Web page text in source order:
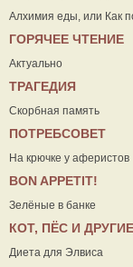
Алхимия еды, или Как
ГОРЯЧЕЕ ЧТЕНИЕ
Актуально
ТРАГЕДИЯ
Скорбная память
ПОТРЕБСОВЕТ
На крючке у аферистов
ВON APPETIT!
Зелёные в банке
КОТ, ПЁС И ДРУГИЕ
Диета для Элвиса